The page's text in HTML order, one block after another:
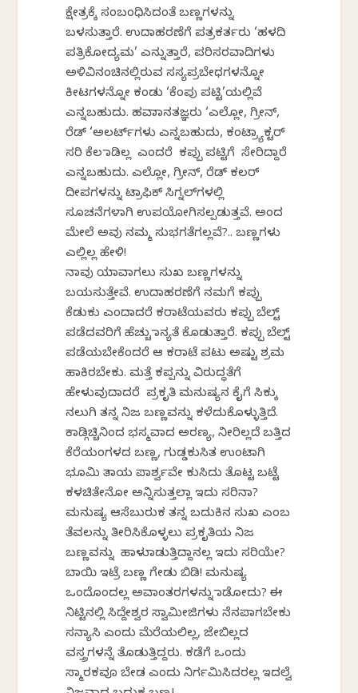
ಕ್ಷೇತ್ರಕ್ಕೆ ಸಂಬಂಧಿಸಿದಂತೆ ಬಣ್ಣಗಳನ್ನು
ಬಳಸುತ್ತಾರೆ. ಉದಾಹರಣೆಗೆ ಪತ್ರಕರ್ತರು ‘ಹಳದಿ
ಪತ್ರಿಕೋದ್ಯಮ’ ಎನ್ನುತ್ತಾರೆ, ಪರಿಸರವಾದಿಗಳು
ಅಳಿವಿನಂಚಿನಲ್ಲಿರುವ ಸಸ್ಯಪ್ರಬೇಧಗಳನ್ನೋ
ಕೀಟಗಳನ್ನೋ ಕಂಡು ‘ಕೆಂಪು ಪಟ್ಟಿ’ಯಲ್ಲಿವೆ
ಎನ್ನಬಹುದು. ಹವಾಮಾನತಜ್ಞರು ‘ಎಲ್ಲೋ, ಗ್ರೀನ್,
ರೆಡ್ ‘ಅಲರ್ಟ್‌ಗಳು ಎನ್ನಬಹುದು, ಕಂಟ್ರ್ಯಾಕ್ಟರ್
ಸರಿ ಕೆಲ ಮಾಡಿಲ್ಲ ಎಂದರೆ ಕಪ್ಪು ಪಟ್ಟಿಗೆ ಸೇರಿದ್ದಾರೆ
ಎನ್ನಬಹುದು. ಎಲ್ಲೋ, ಗ್ರೀನ್, ರೆಡ್ ಕಲರ್
ದೀಪಗಳನ್ನು ಟ್ರಾಫಿಕ್ ಸಿಗ್ನಲ್‌ಗಳಲ್ಲಿ
ಸೂಚನೆಗಳಾಗಿ ಉಪಯೋಗಿಸಲ್ಪಡುತ್ತವೆ. ಅಂದ
ಮೇಲೆ ಅವು ನಮ್ಮ ಸುಭಗತೆಗಲ್ಲವೆ?.. ಬಣ್ಣಗಳು
ಎಲ್ಲಿಲ್ಲ ಹೇಳಿ!
ನಾವು ಯಾವಾಗಲು ಸುಖ ಬಣ್ಣಗಳನ್ನು
ಬಯಸುತ್ತೇವೆ. ಉದಾಹರಣೆಗೆ ನಮಗೆ ಕಪ್ಪು
ಕೆಡುಕು ಎಂದಾದರೆ ಕರಾಟೆಯವರು ಕಪ್ಪು ಬೆಲ್ಟ್
ಪಡೆದವರಿಗೆ ಹೆಚ್ಚು ಮಾನ್ಯತೆ ಕೊಡುತ್ತಾರೆ. ಕಪ್ಪು ಬೆಲ್ಟ್
ಪಡೆಯಬೇಕೆಂದರೆ ಆ ಕರಾಟೆ ಪಟು ಅಷ್ಟು ಶ್ರಮ
ಹಾಕಿರಬೇಕು. ಮತ್ತೆ ಕಪ್ಪನ್ನು ವಿರುದ್ಧತೆಗೆ
ಹೇಳುವುದಾದರೆ ಪ್ರಕೃತಿ ಮನುಷ್ಯನ ಕೈಗೆ ಸಿಕ್ಕು
ನಲುಗಿ ತನ್ನ ನಿಜ ಬಣ್ಣವನ್ನು ಕಳೆದುಕೊಳ್ಳುತ್ತಿದೆ.
ಕಾಡ್ಗಿಚ್ಚಿನಿಂದ ಭಸ್ಮವಾದ ಅರಣ್ಯ, ನೀರಿಲ್ಲದೆ ಬತ್ತಿದ
ಕೆರೆಯಂಗಳದ ಬಣ್ಣ, ಗುಡ್ಡಕುಸಿತ ಉಂಟಾಗಿ
ಭೂಮಿ ತಾಯ ಪಾರ್ಶ್ವವೇ ಕುಸಿದು ತೊಟ್ಟ ಬಟ್ಟೆ
ಕಳಚಿತೇನೋ ಅನ್ನಿಸುತ್ತಲ್ಲಾ ಇದು ಸರಿನಾ?
ಮನುಷ್ಯ ಆಸೆಬುರುಕ ತನ್ನ ಬದುಕಿನ ಸುಖ ಎಂಬ
ತೆವಲನ್ನು ತೀರಿಸಿಕೊಳ್ಳಲು ಪ್ರಕೃತಿಯ ನಿಜ
ಬಣ್ಣವನ್ನು ಹಾಳುಮಾಡುತ್ತಿದ್ದಾನಲ್ಲ ಇದು ಸರಿಯೇ?
ಬಾಯಿ ಇಟ್ರೆ ಬಣ್ಣ ಗೇಡು ಬಿಡಿ! ಮನುಷ್ಯ
ಒಂದೊಂದಲ್ಲ ಅವಾಂತರಗಳನ್ನು ಮಾಡೋದು? ಈ
ನಿಟ್ಟಿನಲ್ಲಿ ಸಿದ್ದೇಶ್ವರ ಸ್ವಾಮೀಜಿಗಳು ನೆನಪಾಗಬೇಕು
ಸನ್ಯಾಸಿ ಎಂದು ಮೆರೆಯಲಿಲ್ಲ, ಜೇಬಿಲ್ಲದ
ವಸ್ತ್ರಗಳನ್ನೆ ತೊಡುತ್ತಿದ್ದರು. ಕಡೆಗೆ ಒಂದು
ಸ್ಮಾರಕವೂ ಬೇಡ ಎಂದು ನಿರ್ಗಮಿಸಿದರಲ್ಲ ಇದಲ್ವೆ